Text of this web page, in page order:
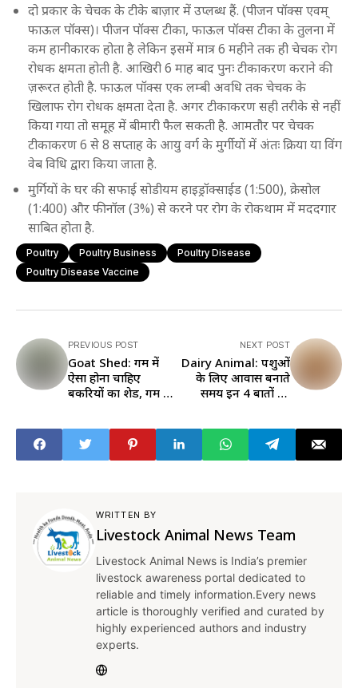
दो प्रकार के चेचक के टीके बाज़ार में उप्लब्ध हैं. (पीजन पॉक्स एवम्
फाऊल पॉक्स)। पीजन पॉक्स टीका, फाऊल पॉक्स टीका के तुलना में
कम हानीकारक होता है लेकिन इसमें मात्र 6 महीने तक ही चेचक रोग
रोधक क्षमता होती है. आखिरी 6 माह बाद पुनः टीकाकरण कराने की
ज़रूरत होती है. फाऊल पॉक्स एक लम्बी अवधि तक चेचक के
खिलाफ रोग रोधक क्षमता देता है. अगर टीकाकरण सही तरीके से नहीं
किया गया तो समूह में बीमारी फैल सकती है. आमतौर पर चेचक
टीकाकरण 6 से 8 सप्ताह के आयु वर्ग के मुर्गीयों में अंतः क्रिया या विंग
वेब विधि द्वारा किया जाता है.
मुर्गियों के घर की सफाई सोडीयम हाइड्रॉक्साईड (1:500), क्रेसोल
(1:400) और फीनॉल (3%) से करने पर रोग के रोकथाम में मददगार
साबित होता है.
Poultry Poultry Business
Poultry Disease
Poultry Disease Vaccine
PREVIOUS POST
Goat Shed: गर्मी में
ऐसा होना चाहिए
बकरियों का शेड, गर्मी से
NEXT POST
Dairy Animal: पशुओं
के लिए आवास बनाते
समय इन 4 बातों का
WRITTEN BY
Livestock Animal News Team
Livestock Animal News is India’s premier
livestock awareness portal dedicated to
reliable and timely information.Every news
article is thoroughly verified and curated by
highly experienced authors and industry
experts.